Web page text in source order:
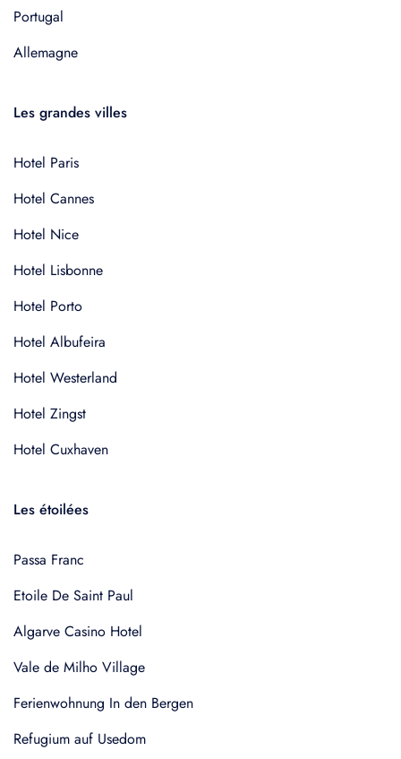
Portugal
Allemagne
Les grandes villes
Hotel Paris
Hotel Cannes
Hotel Nice
Hotel Lisbonne
Hotel Porto
Hotel Albufeira
Hotel Westerland
Hotel Zingst
Hotel Cuxhaven
Les étoilées
Passa Franc
Etoile De Saint Paul
Algarve Casino Hotel
Vale de Milho Village
Ferienwohnung In den Bergen
Refugium auf Usedom